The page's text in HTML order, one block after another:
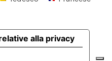
alla privacy